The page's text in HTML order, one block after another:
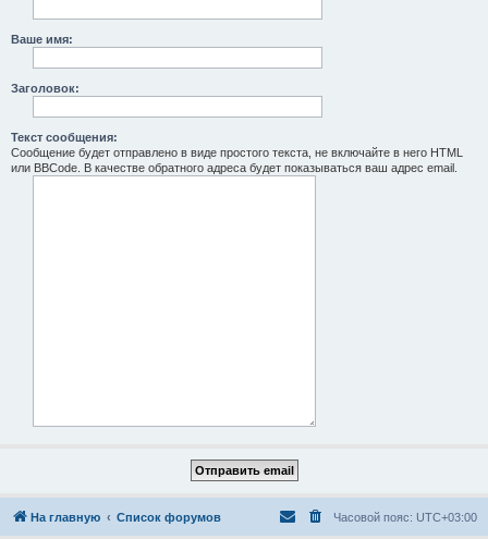
Ваше имя:
Заголовок:
Текст сообщения:
Сообщение будет отправлено в виде простого текста, не включайте в него HTML
или BBCode. В качестве обратного адреса будет показываться ваш адрес email.
На главную Список форумов Часовой пояс: UTC+03:00